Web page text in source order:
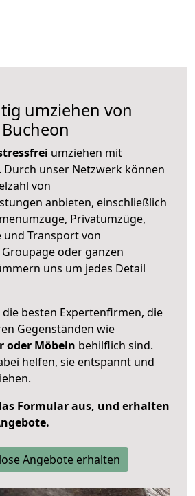
umziehen von
umziehen mit
Durch unser Netzwerk können
von
anbieten, einschließlich
Privatumzüge,
Transport von
oder ganzen
uns um jedes Detail
besten Expertenfirmen, die
Gegenständen wie
oder Möbeln behilflich sind.
helfen, sie entspannt und
Formular aus, und erhalten
Angebote erhalten